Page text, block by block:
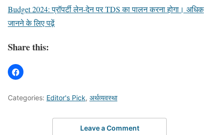
Budget 2024: प्रॉपर्टी लेन-देन पर TDS का पालन करना होगा। अधिक
जानने के लिए पढ़ें
Share this:
Categories: Editor's Pick, अर्थव्यवस्था
Leave a Comment